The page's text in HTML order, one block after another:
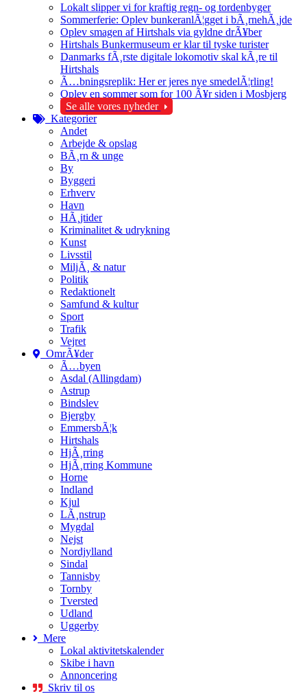
Lokalt slipper vi for kraftig regn- og tordenbyger
Sommerferie: Oplev bunkeranlÃ¦gget i bÃ¸rnehÃ¸jde
Oplev smagen af Hirtshals via gyldne drÃ¥ber
Hirtshals Bunkermuseum er klar til tyske turister
Danmarks fÃ¸rste digitale lokomotiv skal kÃ¸re til
Hirtshals
Ã…bningsreplik: Her er jeres nye smedelÃ¦rling!
Oplev en sommer som for 100 Ã¥r siden i Mosbjerg
Se alle vores nyheder
Kategorier
Andet
Arbejde & opslag
BÃ¸rn & unge
By
Byggeri
Erhverv
Havn
HÃ¸jtider
Kriminalitet & udrykning
Kunst
Livsstil
MiljÃ¸ & natur
Politik
Redaktionelt
Samfund & kultur
Sport
Trafik
Vejret
OmrÃ¥der
Ã…byen
Asdal (Allingdam)
Astrup
Bindslev
Bjergby
EmmersbÃ¦k
Hirtshals
HjÃ¸rring
HjÃ¸rring Kommune
Horne
Indland
Kjul
LÃ¸nstrup
Mygdal
Nejst
Nordjylland
Sindal
Tannisby
Tornby
Tversted
Udland
Uggerby
Mere
Lokal aktivitetskalender
Skibe i havn
Annoncering
Skriv til os